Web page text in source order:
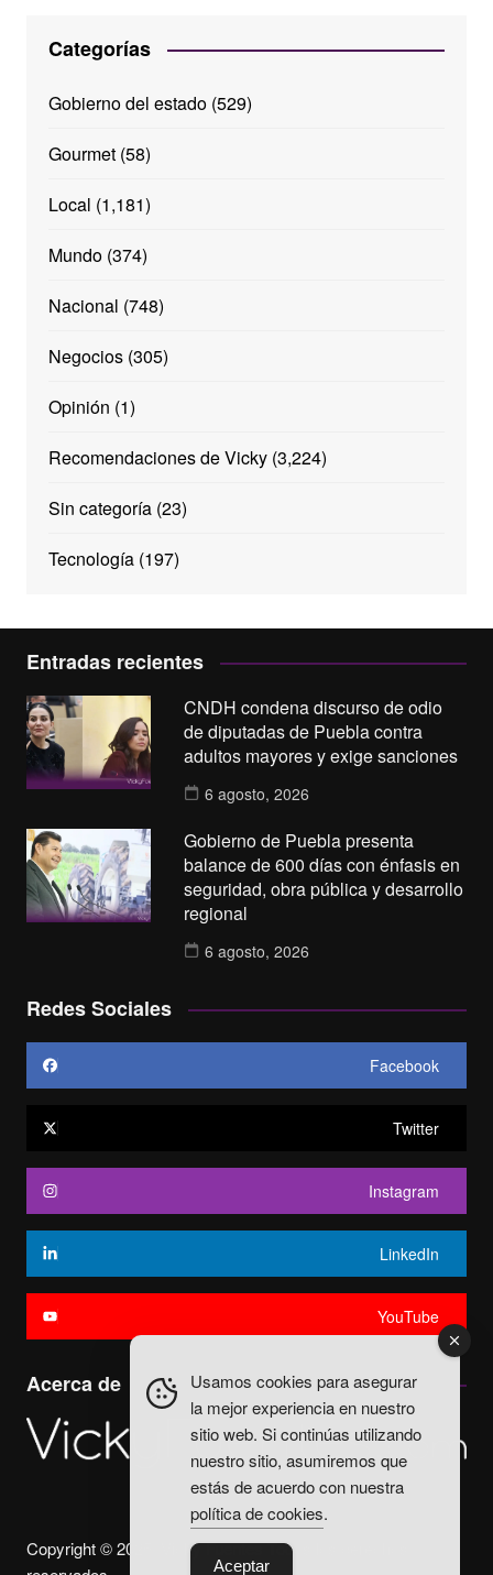
Categorías
Gobierno del estado(529)
Gourmet(58)
Local (1,181)
Mundo(374)
Nacional (748)
Negocios(305)
Opinión (1)
Recomendaciones de Vicky(3,224)
Sin categoría(23)
Tecnología(197)
Entradas recientes
CNDH condena discurso de odio
de diputadas de Puebla contra
adultos mayores y exige sanciones
6 agosto, 2026
Gobierno de Puebla presenta
balance de 600 días con énfasis en
seguridad, obra pública y desarrollo
regional
6 agosto, 2026
Redes Sociales
Facebook
Twitter
Instagram
LinkedIn
YouTube
Acerca de
Copyright © 2025. Vicky Fuentes Todos los derechos
Usamos cookies para asegurar
la mejor experiencia en nuestro
sitio web. Si continúas utilizando
nuestro sitio, asumiremos que
estás de acuerdo con nuestra
política de cookies.
Aceptar